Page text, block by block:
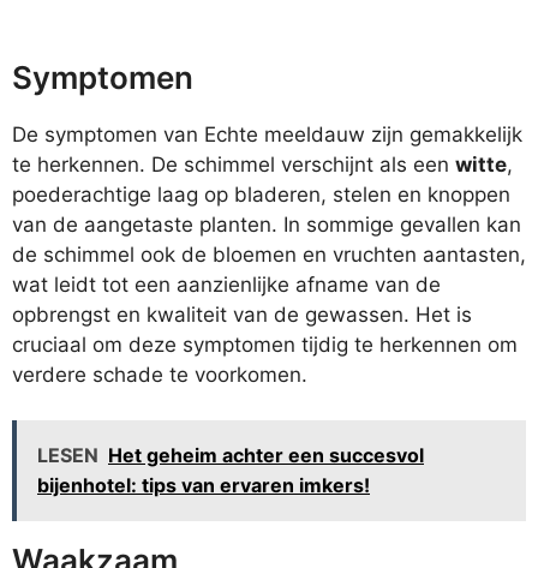
Symptomen
De symptomen van Echte meeldauw zijn gemakkelijk
te herkennen. De schimmel verschijnt als een witte,
poederachtige laag op bladeren, stelen en knoppen
van de aangetaste planten. In sommige gevallen kan
de schimmel ook de bloemen en vruchten aantasten,
wat leidt tot een aanzienlijke afname van de
opbrengst en kwaliteit van de gewassen. Het is
cruciaal om deze symptomen tijdig te herkennen om
verdere schade te voorkomen.
LESEN Het geheim achter een succesvol
bijenhotel: tips van ervaren imkers!